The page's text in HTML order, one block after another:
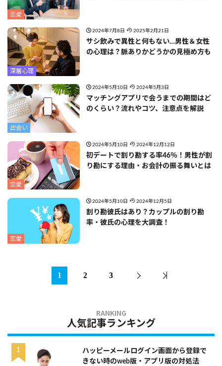
恋愛
深層心理
2024年7月8日 2025年2月21日
サシ飲みで異性と何もない…男性＆女性
の心理は？脈ありかどうかの見極め方も
出会い
2024年5月10日 2024年5月3日
マッチングアプリで会うまでの期間はど
のくらい？流れやコツ、注意点を解説
恋愛
2024年5月10日 2024年12月12日
初デートで割り勘する率46％！男性が割
り勘にする理由・お会計の振る舞いとは
恋愛
2024年5月10日 2024年12月5日
割り勘彼氏はあり？カップルの割り勘
率・彼氏の心理を大調査！
1 2 3
人気記事ランキング
ハッピーメールログイン画面から登録で
きない時のweb版・アプリ版の対処法